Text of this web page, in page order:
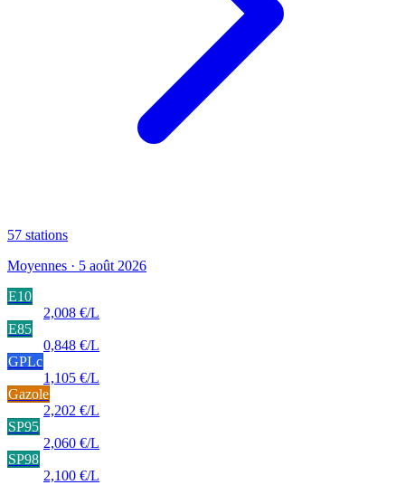
57 stations
Moyennes · 5 août 2026
E10
2,008 €/L
E85
0,848 €/L
GPLc
1,105 €/L
Gazole
2,202 €/L
SP95
2,060 €/L
SP98
2,100 €/L